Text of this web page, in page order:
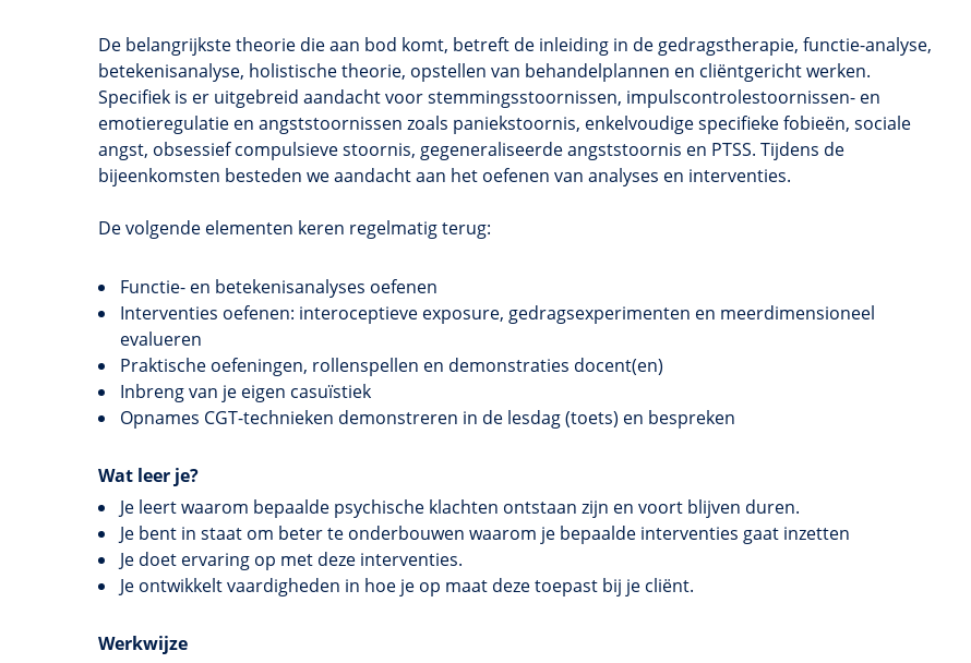
De belangrijkste theorie die aan bod komt, betreft de inleiding in de gedragstherapie, functie-analyse,
betekenisanalyse, holistische theorie, opstellen van behandelplannen en cliëntgericht werken.
Specifiek is er uitgebreid aandacht voor stemmingsstoornissen, impulscontrolestoornissen- en
emotieregulatie en angststoornissen zoals paniekstoornis, enkelvoudige specifieke fobieën, sociale
angst, obsessief compulsieve stoornis, gegeneraliseerde angststoornis en PTSS. Tijdens de
bijeenkomsten besteden we aandacht aan het oefenen van analyses en interventies.
De volgende elementen keren regelmatig terug:
Functie- en betekenisanalyses oefenen
Interventies oefenen: interoceptieve exposure, gedragsexperimenten en meerdimensioneel
evalueren
Praktische oefeningen, rollenspellen en demonstraties docent(en)
Inbreng van je eigen casuïstiek
Opnames CGT-technieken demonstreren in de lesdag (toets) en bespreken
Wat leer je?
Je leert waarom bepaalde psychische klachten ontstaan zijn en voort blijven duren.
Je bent in staat om beter te onderbouwen waarom je bepaalde interventies gaat inzetten
Je doet ervaring op met deze interventies.
Je ontwikkelt vaardigheden in hoe je op maat deze toepast bij je cliënt.
Werkwijze